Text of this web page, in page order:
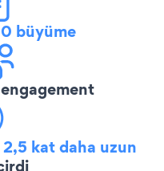
büyüme
2,5 kat daha uzun